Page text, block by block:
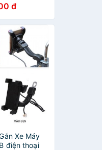
đ
Xe Máy
điện thoại